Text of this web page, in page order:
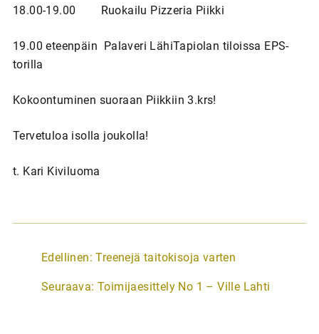
18.00-19.00 Ruokailu Pizzeria Piikki
19.00 eteenpäin Palaveri LähiTapiolan tiloissa EPS-
torilla
Kokoontuminen suoraan Piikkiin 3.krs!
Tervetuloa isolla joukolla!
t. Kari Kiviluoma
A
t
Edellinen: Treenejä taitokisoja varten
Seuraava: Toimijaesittely No 1 – Ville Lahti